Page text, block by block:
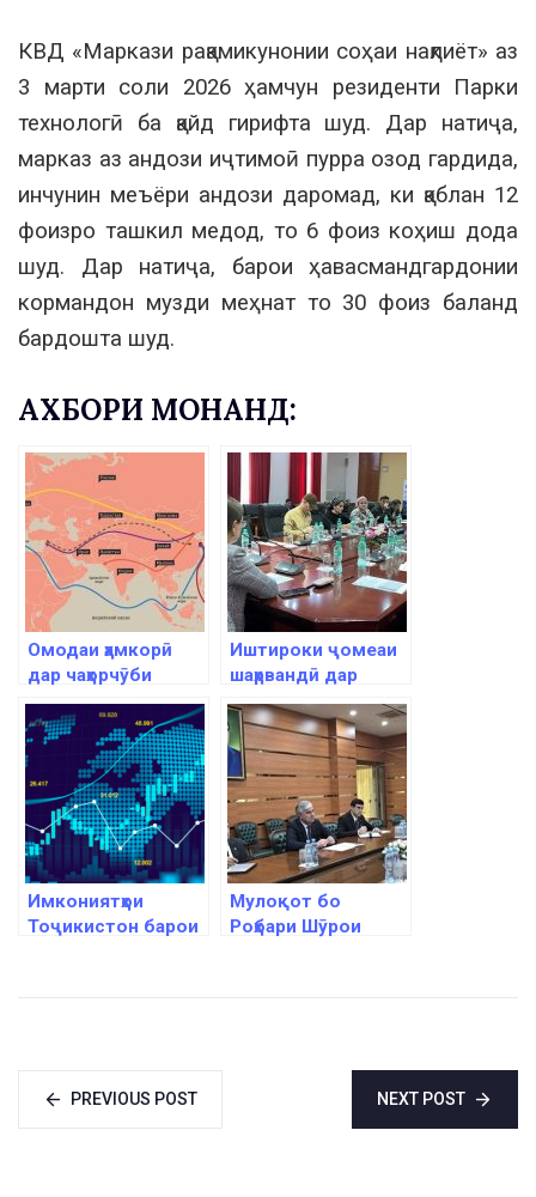
КВД «Маркази рақамикунонии соҳаи нақлиёт» аз
3 марти соли 2026 ҳамчун резиденти Парки
технологӣ ба қайд гирифта шуд. Дар натиҷа,
марказ аз андози иҷтимоӣ пурра озод гардида,
инчунин меъёри андози даромад, ки қаблан 12
фоизро ташкил медод, то 6 фоиз коҳиш дода
шуд. Дар натиҷа, барои ҳавасмандгардонии
кормандон музди меҳнат то 30 фоиз баланд
бардошта шуд.
АХБОРИ МОНАНД:
Омодаи ҳамкорӣ
дар чаҳорчӯби
ташаббуси “Як
камарбанд, як роҳ”
Иштироки ҷомеаи
шаҳрвандӣ дар
раванди арзёбии
иҷрои Стратегияи
миллии рушд
Имкониятҳои
Тоҷикистон барои
Мулоқот бо
Роҳбари Шӯрои
PREVIOUS POST NEXT POST